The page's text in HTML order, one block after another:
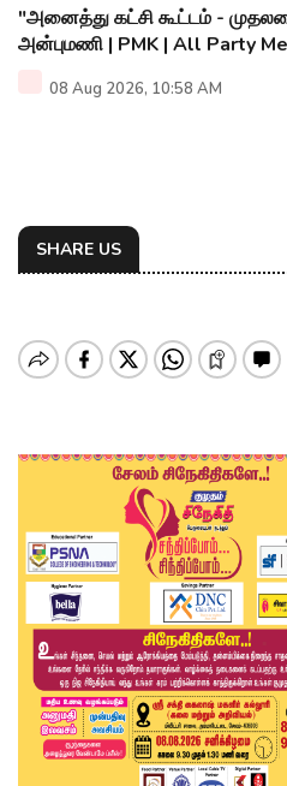
"அனைத்து கட்சி கூட்டம் -
அன்புமணி | PMK | All Party
08 Aug 2026, 10:58 AM
SHARE US